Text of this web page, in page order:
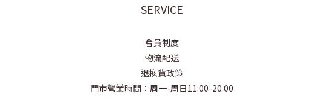
SERVICE
會員制度
物流配送
退換貨政策
門市營業時間：周一-周日11:00-20:00